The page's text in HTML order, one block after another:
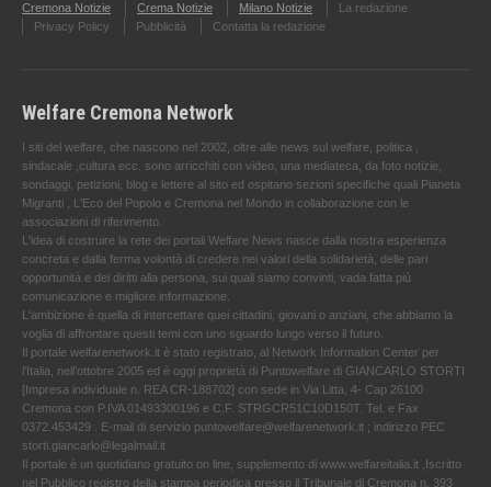
Cremona Notizie Crema Notizie Milano Notizie
La redazione
Privacy Policy
Pubblicità Contatta la redazione
Welfare Cremona Network
I siti del welfare, che nascono nel 2002, oltre alle news sul welfare, politica ,
sindacale ,cultura ecc. sono arricchiti con video, una mediateca, da foto notizie,
sondaggi, petizioni, blog e lettere al sito ed ospitano sezioni specifiche quali Pianeta
Migranti , L'Eco del Popolo e Cremona nel Mondo in collaborazione con le
associazioni di riferimento.
L'idea di costruire la rete dei portali Welfare News nasce dalla nostra esperienza
concreta e dalla ferma volontà di credere nei valori della solidarietà, delle pari
opportunità e dei diritti alla persona, sui quali siamo convinti, vada fatta più
comunicazione e migliore informazione.
L'ambizione è quella di intercettare quei cittadini, giovani o anziani, che abbiamo la
voglia di affrontare questi temi con uno sguardo lungo verso il futuro.
Il portale welfarenetwork.it è stato registrato, al Network Information Center per
l'Italia, nell’ottobre 2005 ed è oggi proprietà di Puntowelfare di GIANCARLO STORTI
[Impresa individuale n. REA CR-188702] con sede in Via Litta, 4- Cap 26100
Cremona con P.IVA 01493300196 e C.F. STRGCR51C10D150T. Tel. e Fax
0372.453429 . E-mail di servizio puntowelfare@welfarenetwork.it ; indirizzo PEC
storti.giancarlo@legalmail.it
Il portale è un quotidiano gratuito on line, supplemento di www.welfareitalia.it ,Iscritto
nel Pubblico registro della stampa periodica presso il Tribunale di Cremona n. 393